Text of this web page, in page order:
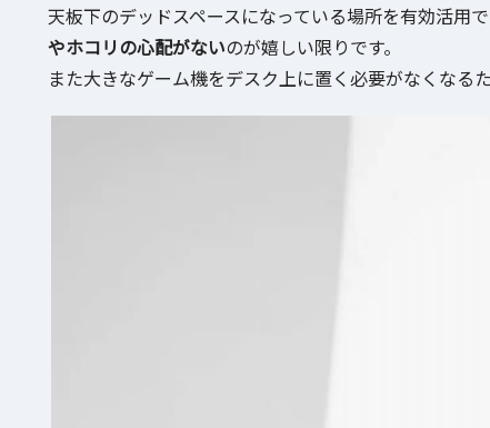
天板下のデッドスペースになっている場所を有効活用
やホコリの心配がないのが嬉しい限りです。
また大きなゲーム機をデスク上に置く必要がなくなる